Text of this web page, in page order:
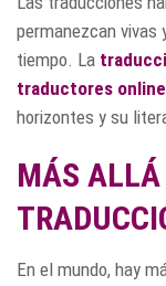
permanezcan
tiempo. La
traductores online
horizontes y su
MÁS ALLÁ
En el mundo, hay